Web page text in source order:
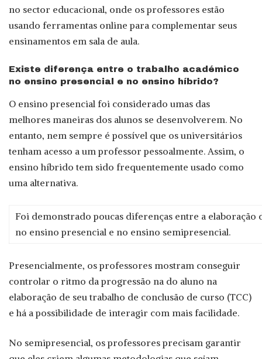
no sector educacional, onde os professores estão
usando ferramentas online para complementar seus
ensinamentos em sala de aula.
Existe diferença entre o trabalho académico
no ensino presencial e no ensino híbrido?
O ensino presencial foi considerado umas das
melhores maneiras dos alunos se desenvolverem. No
entanto, nem sempre é possível que os universitários
tenham acesso a um professor pessoalmente. Assim, o
ensino híbrido tem sido frequentemente usado como
uma alternativa.
Foi demonstrado poucas diferenças entre a elaboração
no ensino presencial e no ensino semipresencial.
Presencialmente, os professores mostram conseguir
controlar o ritmo da progressão na do aluno na
elaboração de seu trabalho de conclusão de curso (TCC)
e há a possibilidade de interagir com mais facilidade.
No semipresencial, os professores precisam garantir